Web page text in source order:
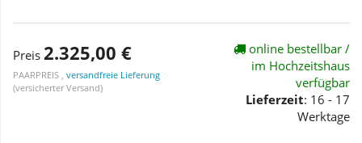
Preis 2.325,00 €
PAARPREIS , versandfreie Lieferung
(versicherter Versand)
online bestellbar /
im Hochzeitshaus
verfügbar
Lieferzeit: 16 - 17
Werktage